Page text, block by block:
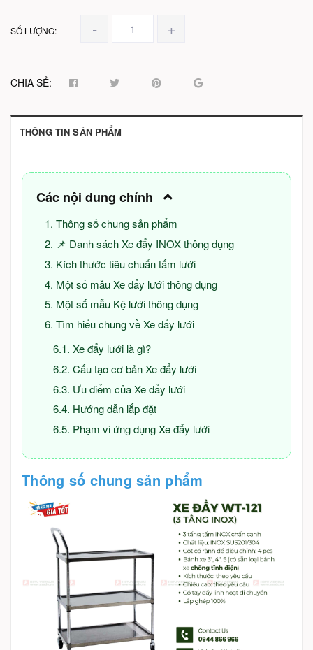
SỐ LƯỢNG: - +
CHIA SẺ:
THÔNG TIN SẢN PHẨM
Các nội dung chính
Thông số chung sản phẩm
📌 Danh sách Xe đẩy INOX thông dụng
Kích thước tiêu chuẩn tấm lưới
Một số mẫu Xe đẩy lưới thông dụng
Một số mẫu Kệ lưới thông dụng
Tìm hiểu chung về Xe đẩy lưới
Xe đẩy lưới là gì?
Cấu tạo cơ bản Xe đẩy lưới
Ưu điểm của Xe đẩy lưới
Hướng dẫn lắp đặt
Phạm vi ứng dụng Xe đẩy lưới
Thông số chung sản phẩm